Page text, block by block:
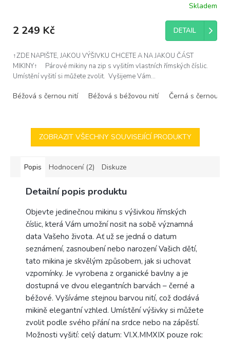
Skladem
2 249 Kč DETAIL
↑ZDE NAPIŠTE, JAKOU VÝŠIVKU CHCETE A NA JAKOU ČÁST
MIKINY↑ Párové mikiny na zip s vyšitím vlastních římských číslic.
Umístění vyšití si můžete zvolit. Vyšijeme Vám...
Béžová s černou nití Béžová s béžovou nití Černá s černou nití
ZOBRAZIT VŠECHNY SOUVISEJÍCÍ PRODUKTY
Popis Hodnocení (2) Diskuze
Detailní popis produktu
Objevte jedinečnou mikinu s výšivkou římských
číslic, která Vám umožní nosit na sobě významná
data Vašeho života. Ať už se jedná o datum
seznámení, zasnoubení nebo narození Vašich dětí,
tato mikina je skvělým způsobem, jak si uchovat
vzpomínky. Je vyrobena z organické bavlny a je
dostupná ve dvou elegantních barvách – černé a
béžové. Vyšíváme stejnou barvou nití, což dodává
mikině elegantní vzhled. Umístění výšivky si můžete
zvolit podle svého přání na srdce nebo na zápěstí.
Možnosti vyšití: celý datum: VI.X.MMXIX pouze rok: